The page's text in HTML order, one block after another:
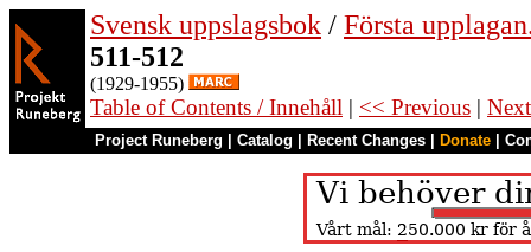
Svensk uppslagsbok / Första
511-512
(1929-1955)
Table of Contents / Innehåll | << Previous |
Project Runeberg Catalog Recent Changes Donate